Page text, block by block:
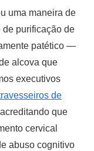
uma maneira de
de purificação de
patético —
alcova que
executivos
de
que
cervical
abuso cognitivo